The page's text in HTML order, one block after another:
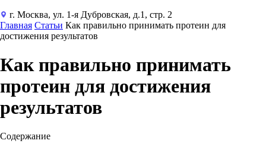
г. Москва, ул. 1-я Дубровская, д.1, стр. 2
Главная Статьи Как правильно принимать протеин для
достижения результатов
Как правильно принимать
протеин для достижения
результатов
Содержание